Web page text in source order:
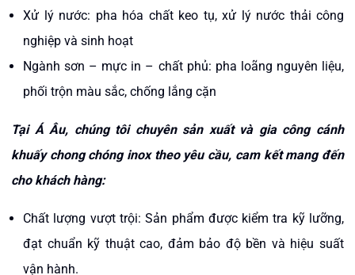
Xử lý nước: pha hóa chất keo tụ, xử lý nước thải công
nghiệp và sinh hoạt
Ngành sơn – mực in – chất phủ: pha loãng nguyên liệu,
phối trộn màu sắc, chống lắng cặn
Tại Á Âu, chúng tôi chuyên sản xuất và gia công cánh
khuấy chong chóng inox theo yêu cầu, cam kết mang đến
cho khách hàng:
Chất lượng vượt trội: Sản phẩm được kiểm tra kỹ lưỡng,
đạt chuẩn kỹ thuật cao, đảm bảo độ bền và hiệu suất
vận hành.